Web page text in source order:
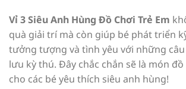
Vỉ 3 Siêu Anh Hùng Đồ Chơi Trẻ Em
quà giải trí mà còn giúp bé phát triển
tưởng tượng và tình yêu với những
lưu kỳ thú. Đây chắc chắn sẽ là món
cho các bé yêu thích siêu anh hùng!